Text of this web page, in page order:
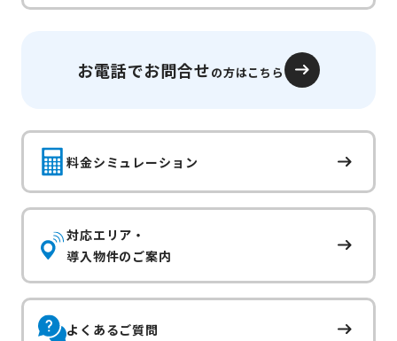
お電話でお問合せの方はこちら
料金シミュレーション
対応エリア・
導入物件のご案内
よくあるご質問